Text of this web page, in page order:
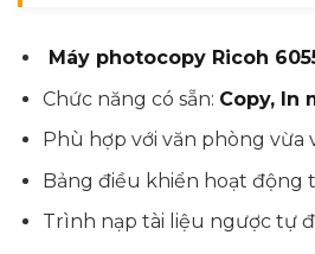
Máy photocopy Ricoh
Chức năng có sẵn: Copy, In
Phù hợp với văn phòng vừa
Bảng điều khiển hoạt động
Trình nạp tài liệu ngược tự